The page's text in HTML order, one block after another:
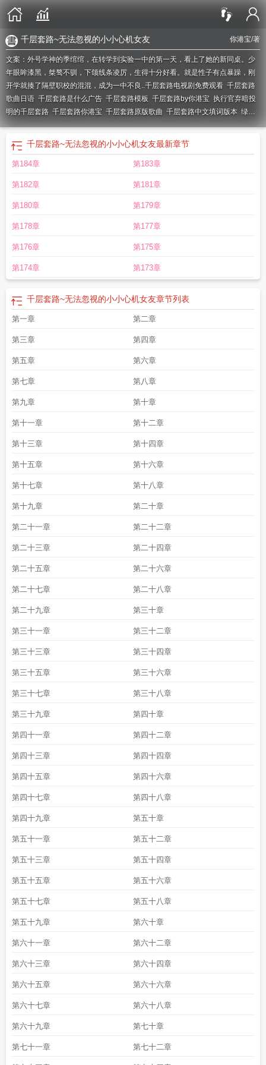
你港宝/著
千层套路~无法忽视的小小心机女友
文案：外号学神的季绾绾，在转学到实验一中的第一天，看上了她的新同桌。少
年眼眸漆黑，桀骜不驯，下颌线条凌厉，生得十分好看。就是性子有点暴躁，刚
开学就揍了隔壁职校的混混，成为一中不良..千层套路电视剧免费观看 千层套路
歌曲日语 千层套路是什么广告 千层套路模板 千层套路by你港宝 执行官弃暗投
明的千层套路 千层套路你港宝 千层套路原版歌曲 千层套路中文填词版本 绿茶
反派的千层套路千层套路什么意思千层套路mv千层套路视频千层套路诱君心
千层套路中文填词 千层套路歌曲 千层套路无法忽视的小小心机女
套路 你港宝
是什么冰淇淋的广告
千层套路免费阅读TXT千层套路翻唱歌曲
无删减
千层套路中文歌词 千层套路免费阅读 千层套路 原版
层套路mv的演员是谁
快穿黑莲花的千层套路千层套路是哪个广告
析千层套路盘txt 千层套路bgm千层套路是哪个动漫
度千层套路歌词中文翻译 千层套路舞蹈千层套路歌词全部完整版
路完整版千层套路怎么突然火了 千层套路手书千层套路歌曲中文翻译
相的千层套路千层套路中文版千层套路翻译歌词欺诈师的千层套路千层套路
日本歌曲千层套路什么时候出的 竹马的千层套路千层套路全文免费阅读笔趣
阁千层套路中文谐音千层套路全文免费阅读千层套路谐音歌词千层套路是什
么动漫的主题曲
千层套路填词技巧
套路歌词
千层套路~无法忽视的小小心机女友
层套路你港宝全文免费
撩拨卡卡西的千层套路
层套路日语歌中文谐音
千层套路日文歌词千层套路原版mv
文千层套路mv女主 豹系男友的千层套路千层套路简谱
琴谱 千层套路歌词谐音 千层套路无法忽视
层套路怎么唱
千层套路怎么火的千层套路歌曲 百度
路全文免费阅读无弹窗
千层套路谁唱的千层套路罗马音
照绝美的千层套路 千层套路无法忽视的小小心机女友
千层套路~无法忽视的小小心机女友最新章节
第184章 第183章
第182章 第181章
第180章 第179章
第178章 第177章
第176章 第175章
第174章 第173章
千层套路~无法忽视的小小心机女友章节列表
第一章 第二章
第三章 第四章
第五章 第六章
第七章 第八章
第九章 第十章
第十一章 第十二章
第十三章 第十四章
第十五章 第十六章
第十七章 第十八章
第十九章 第二十章
第二十一章 第二十二章
第二十三章 第二十四章
第二十五章 第二十六章
第二十七章 第二十八章
第二十九章 第三十章
第三十一章 第三十二章
第三十三章 第三十四章
第三十五章 第三十六章
第三十七章 第三十八章
第三十九章 第四十章
第四十一章 第四十二章
第四十三章 第四十四章
第四十五章 第四十六章
第四十七章 第四十八章
第四十九章 第五十章
第五十一章 第五十二章
第五十三章 第五十四章
第五十五章 第五十六章
第五十七章 第五十八章
第五十九章 第六十章
第六十一章 第六十二章
第六十三章 第六十四章
第六十五章 第六十六章
第六十七章 第六十八章
第六十九章 第七十章
第七十一章 第七十二章